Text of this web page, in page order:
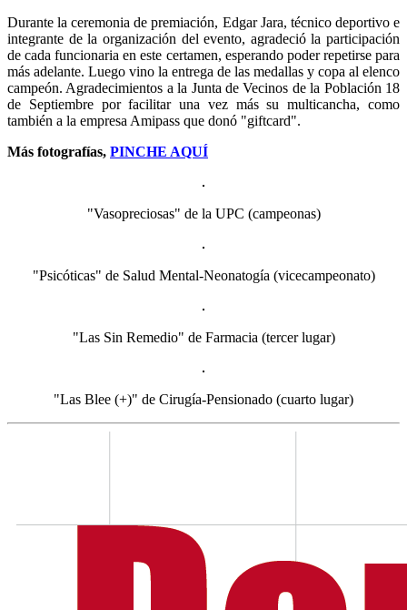
Durante la ceremonia de premiación, Edgar Jara, técnico deportivo e
integrante de la organización del evento, agradeció la participación
de cada funcionaria en este certamen, esperando poder repetirse para
más adelante. Luego vino la entrega de las medallas y copa al elenco
campeón. Agradecimientos a la Junta de Vecinos de la Población 18
de Septiembre por facilitar una vez más su multicancha, como
también a la empresa Amipass que donó "giftcard".
Más fotografías, PINCHE AQUÍ
"Vasopreciosas" de la UPC (campeonas)
"Psicóticas" de Salud Mental-Neonatogía (vicecampeonato)
"Las Sin Remedio" de Farmacia (tercer lugar)
"Las Blee (+)" de Cirugía-Pensionado (cuarto lugar)